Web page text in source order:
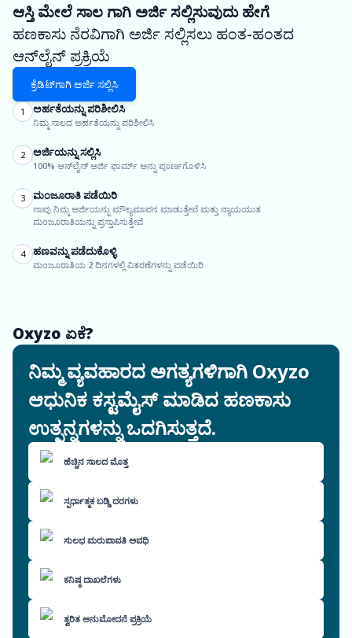
ಆಸ್ತಿ ಮೇಲೆ ಸಾಲ ಗಾಗಿ ಅರ್ಜಿ ಸಲ್ಲಿಸುವುದು ಹೇಗೆ
ಹಣಕಾಸು ನೆರವಿಗಾಗಿ ಅರ್ಜಿ ಸಲ್ಲಿಸಲು ಹಂತ-ಹಂತದ
ಆನ್‌ಲೈನ್ ಪ್ರಕ್ರಿಯೆ
ಕ್ರೆಡಿಟ್‌ಗಾಗಿ ಅರ್ಜಿ ಸಲ್ಲಿಸಿ
1 ಅರ್ಹತೆಯನ್ನು ಪರಿಶೀಲಿಸಿ
ನಿಮ್ಮ ಸಾಲದ ಅರ್ಹತೆಯನ್ನು ಪರಿಶೀಲಿಸಿ
2 ಅರ್ಜಿಯನ್ನು ಸಲ್ಲಿಸಿ
100% ಆನ್‌ಲೈನ್ ಅರ್ಜಿ ಫಾರ್ಮ್ ಅನ್ನು ಪೂರ್ಣಗೊಳಿಸಿ
3 ಮಂಜೂರಾತಿ ಪಡೆಯಿರಿ
ನಾವು ನಿಮ್ಮ ಅರ್ಜಿಯನ್ನು ಮೌಲ್ಯಮಾಪನ ಮಾಡುತ್ತೇವೆ ಮತ್ತು ನ್ಯಾಯಯುತ
ಮಂಜೂರಾತಿಯನ್ನು ಪ್ರಸ್ತಾಪಿಸುತ್ತೇವೆ
4 ಹಣವನ್ನು ಪಡೆದುಕೊಳ್ಳಿ
ಮಂಜೂರಾತಿಯ 2 ದಿನಗಳಲ್ಲಿ ವಿತರಣೆಗಳನ್ನು ಪಡೆಯಿರಿ
Oxyzo ಏಕೆ?
ನಿಮ್ಮ ವ್ಯವಹಾರದ ಅಗತ್ಯಗಳಿಗಾಗಿ Oxyzo
ಆಧುನಿಕ ಕಸ್ಟಮೈಸ್ ಮಾಡಿದ ಹಣಕಾಸು
ಉತ್ಪನ್ನಗಳನ್ನು ಒದಗಿಸುತ್ತದೆ.
ಹೆಚ್ಚಿನ ಸಾಲದ ಮೊತ್ತ
ಸ್ಪರ್ಧಾತ್ಮಕ ಬಡ್ಡಿ ದರಗಳು
ಸುಲಭ ಮರುಪಾವತಿ ಅವಧಿ
ಕನಿಷ್ಠ ದಾಖಲೆಗಳು
ತ್ವರಿತ ಅನುಮೋದನೆ ಪ್ರಕ್ರಿಯೆ